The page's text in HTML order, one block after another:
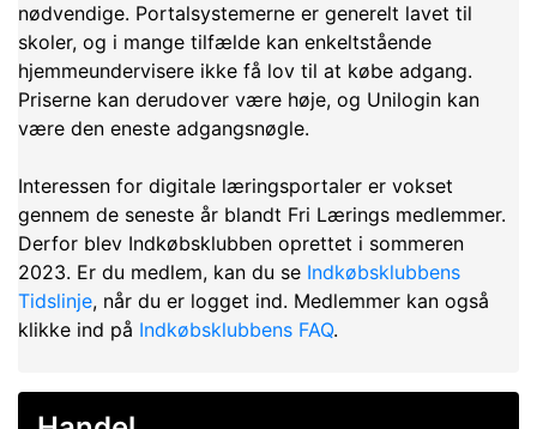
nødvendige. Portalsystemerne er generelt lavet til
skoler, og i mange tilfælde kan enkeltstående
hjemmeundervisere ikke få lov til at købe adgang.
Priserne kan derudover være høje, og Unilogin kan
være den eneste adgangsnøgle.
Interessen for digitale læringsportaler er vokset
gennem de seneste år blandt Fri Lærings medlemmer.
Derfor blev Indkøbsklubben oprettet i sommeren
2023. Er du medlem, kan du se Indkøbsklubbens
Tidslinje, når du er logget ind. Medlemmer kan også
klikke ind på Indkøbsklubbens FAQ.